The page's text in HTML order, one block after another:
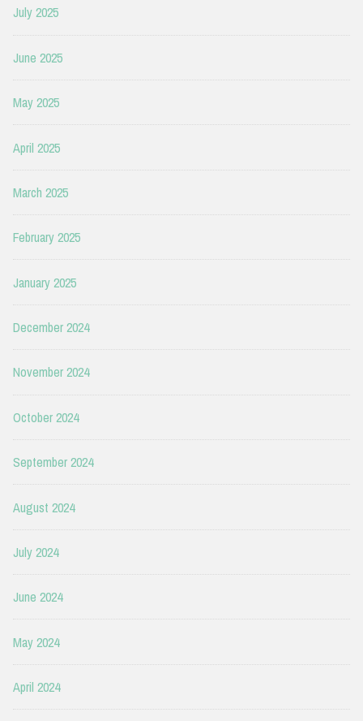
July 2025
June 2025
May 2025
April 2025
March 2025
February 2025
January 2025
December 2024
November 2024
October 2024
September 2024
August 2024
July 2024
June 2024
May 2024
April 2024